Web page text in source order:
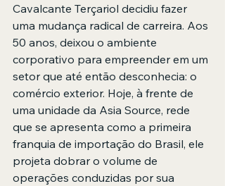
Cavalcante Terçariol decidiu fazer
uma mudança radical de carreira. Aos
50 anos, deixou o ambiente
corporativo para empreender em um
setor que até então desconhecia: o
comércio exterior. Hoje, à frente de
uma unidade da Asia Source, rede
que se apresenta como a primeira
franquia de importação do Brasil, ele
projeta dobrar o volume de
operações conduzidas por sua